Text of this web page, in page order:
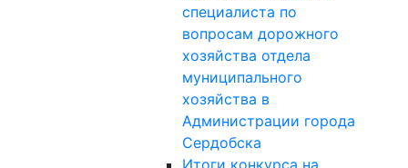
специалиста по
вопросам дорожного
хозяйства отдела
муниципального
хозяйства в
Администрации города
Сердобска
Итоги конкурса на